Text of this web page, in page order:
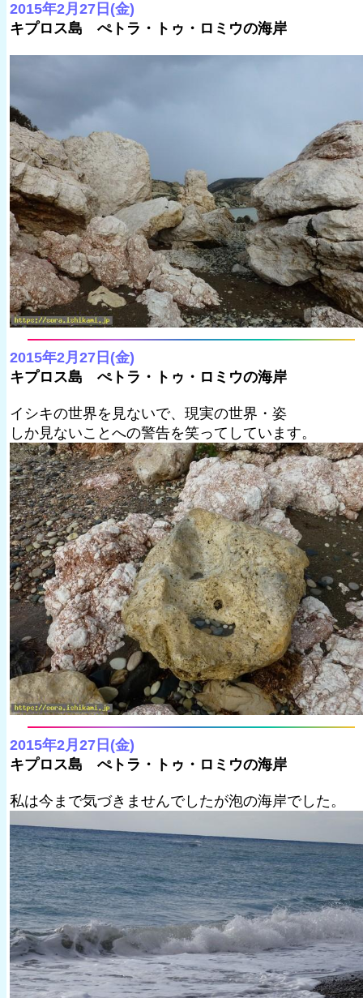
2015年2月27日(金)
キプロス島 ぺトラ・トゥ・ロミウの海岸
2015年2月27日(金)
キプロス島 ぺトラ・トゥ・ロミウの海岸
イシキの世界を見ないで、現実の世界・姿
しか見ないことへの警告を笑ってしています。
2015年2月27日(金)
キプロス島 ぺトラ・トゥ・ロミウの海岸
私は今まで気づきませんでしたが泡の海岸でした。